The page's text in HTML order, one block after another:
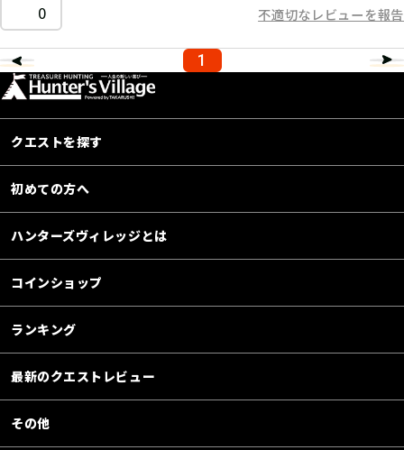
0 不適切なレビューを報告
1
クエストを探す
初めての方へ
ハンターズヴィレッジとは
コインショップ
ランキング
最新のクエストレビュー
その他